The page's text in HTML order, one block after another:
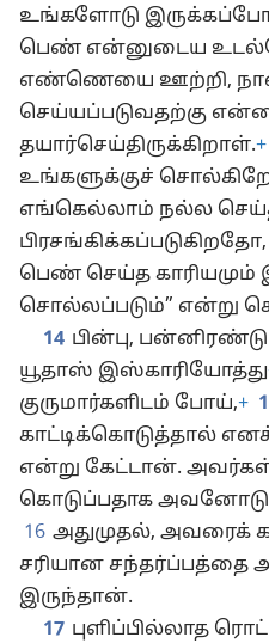
உங்களோடு
பெண் என்னுடைய
எண்ணெயை ஊற்றி,
செய்யப்படுவதற்கு
தயார்செய்திருக்கிறாள்.+
உங்களுக்குச்
எங்கெல்லாம் நல்ல
பெண் செய்த
சொல்லப்படும்” என்று
14 பின்பு, பன்னிரண்டு
யூதாஸ் இஸ்காரியோத்து
குருமார்களிடம் போய்,+
காட்டிக்கொடுத்தால்
என்று கேட்டான்.
கொடுப்பதாக
16 அதுமுதல், அவரைக்
சரியான
இருந்தான்.
17 புளிப்பில்லாத